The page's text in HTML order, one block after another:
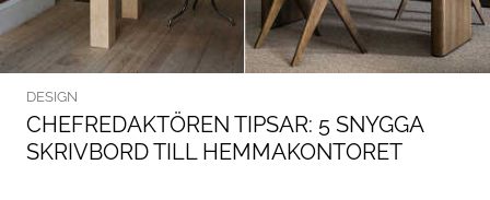
DESIGN
CHEFREDAKTÖREN TIPSAR: 5 SNYGGA
SKRIVBORD TILL HEMMAKONTORET